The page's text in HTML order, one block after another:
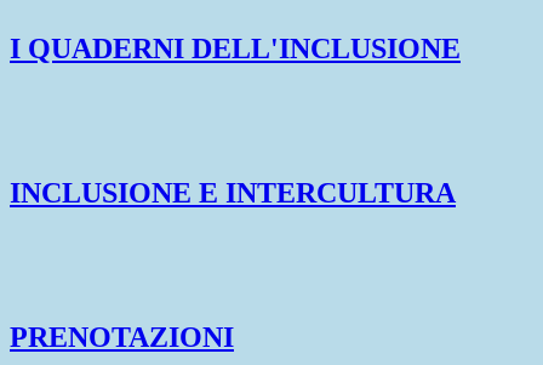
I QUADERNI DELL'INCLUSIONE
INCLUSIONE E INTERCULTURA
PRENOTAZIONI